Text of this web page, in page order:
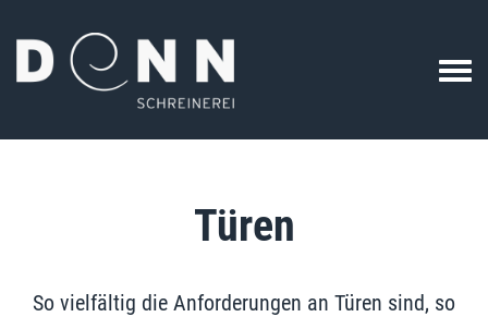
Türen
So vielfältig die Anforderungen an Türen sind, so